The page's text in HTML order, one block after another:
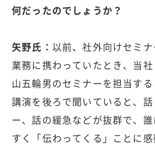
何だったのでしょうか？
矢野氏： 以前、社外向けセミ
業務に携わっていたとき、当
山五輪男のセミナーを担当する
講演を後ろで聞いていると、
ー、話の緩急などが抜群で、
すく「伝わってくる」ことに